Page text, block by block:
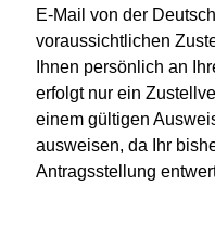
E-Mail von der
voraussichtlichen
Ihnen persönlich an
erfolgt nur ein
einem gültigen
ausweisen, da Ihr
Antragsstellung